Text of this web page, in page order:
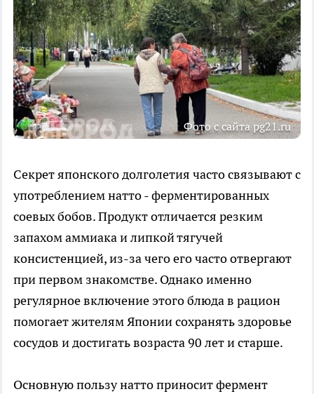
Фото с сайта pg21.ru
Секрет японского долголетия часто связывают с
употреблением натто - ферментированных
соевых бобов. Продукт отличается резким
запахом аммиака и липкой тягучей
консистенцией, из-за чего его часто отвергают
при первом знакомстве. Однако именно
регулярное включение этого блюда в рацион
помогает жителям Японии сохранять здоровье
сосудов и достигать возраста 90 лет и старше.
Основную пользу натто приносит фермент